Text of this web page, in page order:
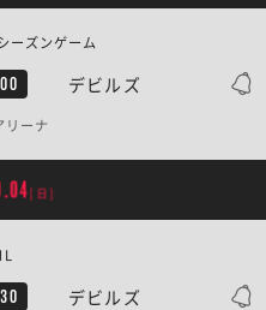
デビルズ
ズンゲーム
リーナ
[日]
デビルズ